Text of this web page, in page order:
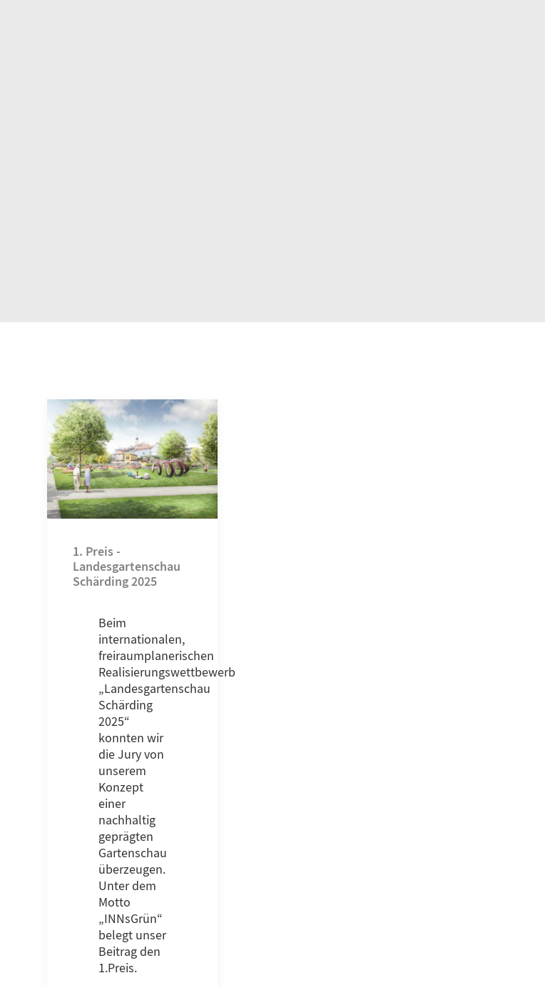
1. Preis -
Landesgartenschau
Schärding 2025
Beim
internationalen,
freiraumplanerischen
Realisierungswettbewerb
„Landesgartenschau
Schärding
2025“
konnten wir
die Jury von
unserem
Konzept
einer
nachhaltig
geprägten
Gartenschau
überzeugen.
Unter dem
Motto
„INNsGrün“
belegt unser
Beitrag den
1.Preis.